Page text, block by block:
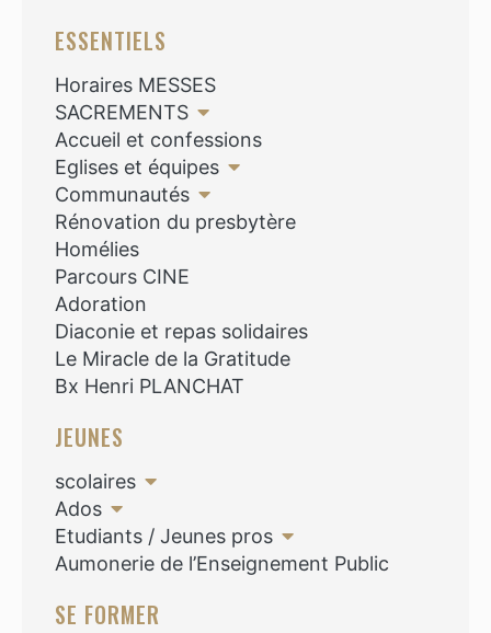
ESSENTIELS
Horaires MESSES
SACREMENTS
Accueil et confessions
Eglises et équipes
Communautés
Rénovation du presbytère
Homélies
Parcours CINE
Adoration
Diaconie et repas solidaires
Le Miracle de la Gratitude
Bx Henri PLANCHAT
JEUNES
scolaires
Ados
Etudiants / Jeunes pros
Aumonerie de l’Enseignement Public
SE FORMER